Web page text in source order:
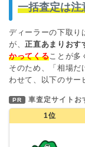
一括査定は注
ディーラーの下取り
が、正直あまりおす
かってくる ことが多
そのため、「相場だ
わせて、以下のサー
PR
車査定サイトお
1位